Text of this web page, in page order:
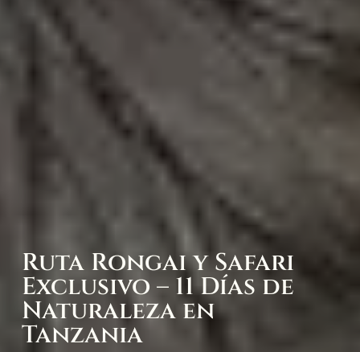
Ruta Rongai y Safari
Exclusivo – 11 Días de
Naturaleza en
Tanzania